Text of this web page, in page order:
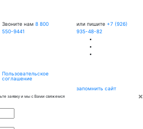
Звоните нам 8 800
550-9441
Пользовательское
соглашение
или пишите +7 (926)
935-48-82
запомнить сайт
×
заявку и мы с Вами свяжемся